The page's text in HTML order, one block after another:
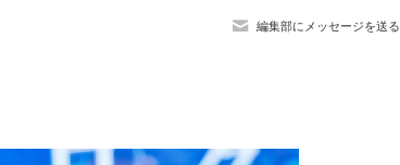
編集部にメッセージを送る